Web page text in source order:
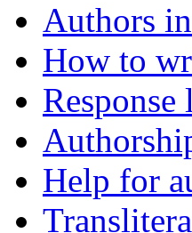
Authors
How to
Help for